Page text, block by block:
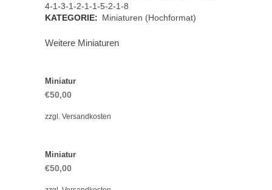
4-1-3-1-2-1-1-5-2-1-8
KATEGORIE: Miniaturen (Hochformat)
Weitere Miniaturen
Miniatur
€50,00
zzgl. Versandkosten
Miniatur
€50,00